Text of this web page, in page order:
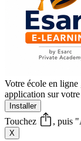
Votre école en
application sur
Installer
Touchez , puis
X